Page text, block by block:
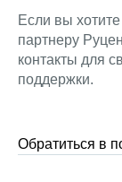
Если вы
партнеру
контакты для
поддержки.
Обратиться в